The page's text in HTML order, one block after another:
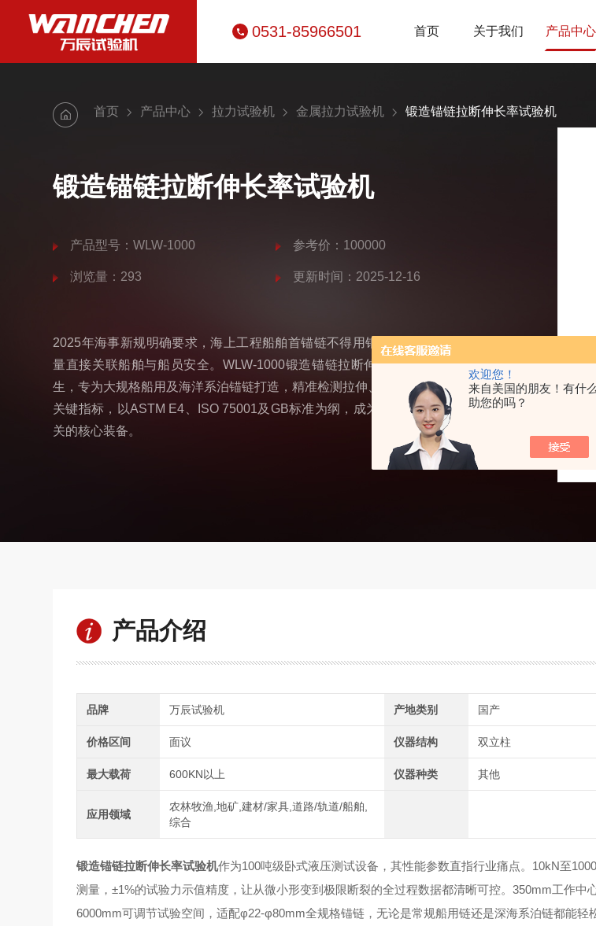
欢迎您！
来自美国的朋友！有什
助您的吗？
0531-85966501 首页 关于我们 产品中心
首页 产品中心 拉力试验机 金属拉力试验机 锻造锚链拉断伸长率试验机
锻造锚链拉断伸长率试验机
产品型号：WLW-1000 参考价：100000
浏览量：293 更新时间：2025-12-16
2025年海事新规明确要求，海上工程船舶首锚链不得用钢丝绳替代，锚链质
量直接关联船舶与船员安全。WLW-1000锻造锚链拉断伸长率试验机应势而
生，专为大规格船用及海洋系泊锚链打造，精准检测拉伸、屈服、断裂强度等
关键指标，以ASTM E4、ISO 75001及GB标准为纲，成为锚链企业闯过质量
关的核心装备。
产品介绍
品牌 万辰试验机 产地类别 国产
价格区间 面议 仪器结构 双立柱
最大载荷 600KN以上 仪器种类 其他
应用领域
农林牧渔,地矿,建材/家具,道路/轨道/船舶,
综合
锻造锚链拉断伸长率试验机作为100吨级卧式液压测试设备，其性能参数直指行业痛点。10kN至
测量，±1%的试验力示值精度，让从微小形变到极限断裂的全过程数据都清晰可控。350mm工作中
6000mm可调节试验空间，适配φ22-φ80mm全规格锚链，无论是常规船用链还是深海系泊链都能轻